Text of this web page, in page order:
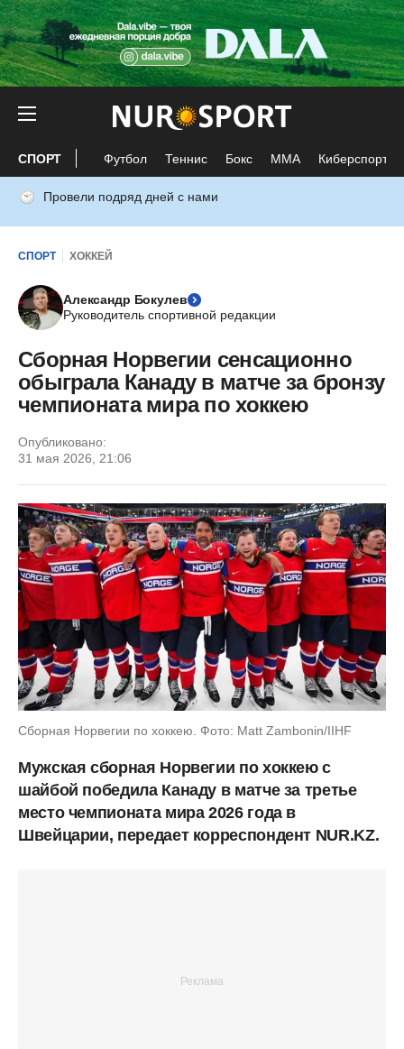
СПОРТ Футбол Теннис Бокс ММА Киберспорт
Провели подряд дней с нами
СПОРТ ХОККЕЙ
Александр Бокулев
Руководитель спортивной редакции
Сборная Норвегии сенсационно
обыграла Канаду в матче за бронзу
чемпионата мира по хоккею
Опубликовано:
31 мая 2026, 21:06
Сборная Норвегии по хоккею. Фото: Matt Zambonin/IIHF
Мужская сборная Норвегии по хоккею с
шайбой победила Канаду в матче за третье
место чемпионата мира 2026 года в
Швейцарии, передает корреспондент NUR.KZ.